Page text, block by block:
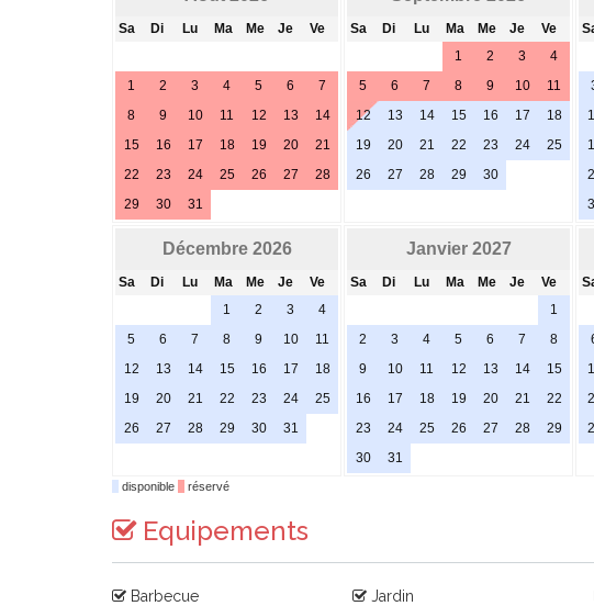
Sa Di Lu Ma Me Je Ve
1 2 3 4 5 6
7
8
9 10 11 12 13
14
15
16 17 18 19 20
21
22
23 24 25 26 27
28
29
30 31
Sa Di Lu Ma Me Je
Ve
1
2 3
4
5
6 7 8 9 10
11
12
13 14 15 16 17
18
19
20 21 22 23 24
25
26
27 28 29 30
Décembre 2026
Sa Di Lu Ma Me Je
Ve
1
2 3
4
5
6 7 8 9 10
11
12
13 14 15 16 17
18
19
20 21 22 23 24
25
26
27 28 29 30 31
Janvier 2027
Sa Di Lu Ma Me Je
Ve
1
2
3 4 5 6 7
8
9
10 11 12 13 14
15
16
17 18 19 20 21
22
23
24 25 26 27 28
29
30
31
disponible réservé
Equipements
Barbecue Jardin